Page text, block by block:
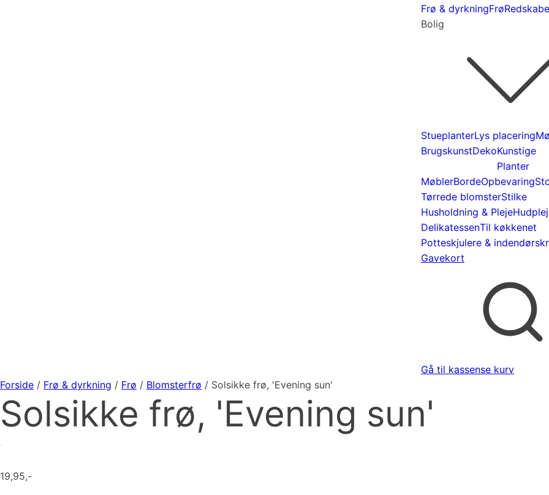
Frø & dyrkningFrø
Bolig
StueplanterLys placering
BrugskunstDekoKunstige
Planter
MøblerBordeOpbevaring
Tørrede blomsterStilke
Husholdning & Pleje
DelikatessenTil køkkenet
Potteskjulere &
Gavekort
Gå til kassense kurv
Forside / Frø & dyrkning / Frø / Blomsterfrø / Solsikke frø, 'Evening sun'
Solsikke frø, 'Evening sun'
19,95,-